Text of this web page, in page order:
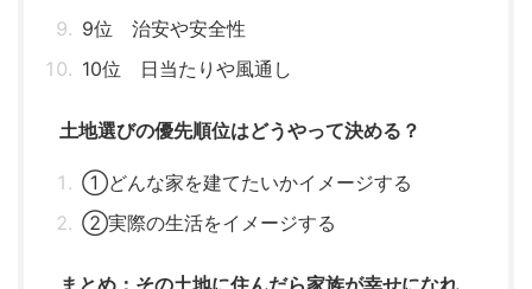
9位 治安や安全性
10位 日当たりや風通し
土地選びの優先順位はどうやって決める？
①どんな家を建てたいかイメージする
②実際の生活をイメージする